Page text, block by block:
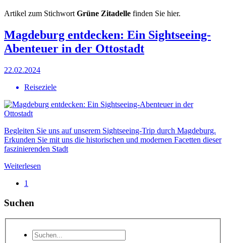
Artikel zum StichwortGrüne Zitadelle finden Sie hier.
Magdeburg entdecken: Ein Sightseeing-
Abenteuer in der Ottostadt
22.02.2024
Reiseziele
Begleiten Sie uns auf unserem Sightseeing-Trip durch Magdeburg.
Erkunden Sie mit uns die historischen und modernen Facetten dieser
faszinierenden Stadt
Weiterlesen
1
Suchen